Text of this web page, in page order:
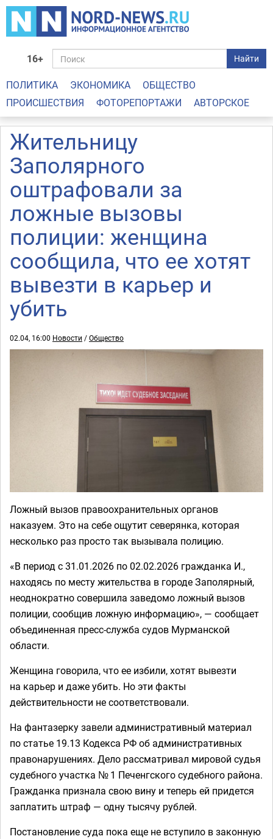
16+ Найти
ПОЛИТИКА ЭКОНОМИКА
ОБЩЕСТВО
ПРОИСШЕСТВИЯ
ФОТОРЕПОРТАЖИ АВТОРСКОЕ
Жительницу
Заполярного
оштрафовали за
ложные вызовы
полиции: женщина
сообщила, что ее хотят
вывезти в карьер и
убить
02.04, 16:00 Новости /Общество
Ложный вызов правоохранительных органов
наказуем. Это на себе ощутит северянка, которая
несколько раз просто так вызывала полицию.
«В период с 31.01.2026 по 02.02.2026 гражданка И.,
находясь по месту жительства в городе Заполярный,
неоднократно совершила заведомо ложный вызов
полиции, сообщив ложную информацию», — сообщает
объединенная пресс-служба судов Мурманской
области.
Женщина говорила, что ее избили, хотят вывезти
на карьер и даже убить. Но эти факты
действительности не соответствовали.
На фантазерку завели административный материал
по статье 19.13 Кодекса РФ об административных
правонарушениях. Дело рассматривал мировой судья
судебного участка № 1 Печенгского судебного района.
Гражданка признала свою вину и теперь ей придется
заплатить штраф — одну тысячу рублей.
Постановление суда пока еще не вступило в законную